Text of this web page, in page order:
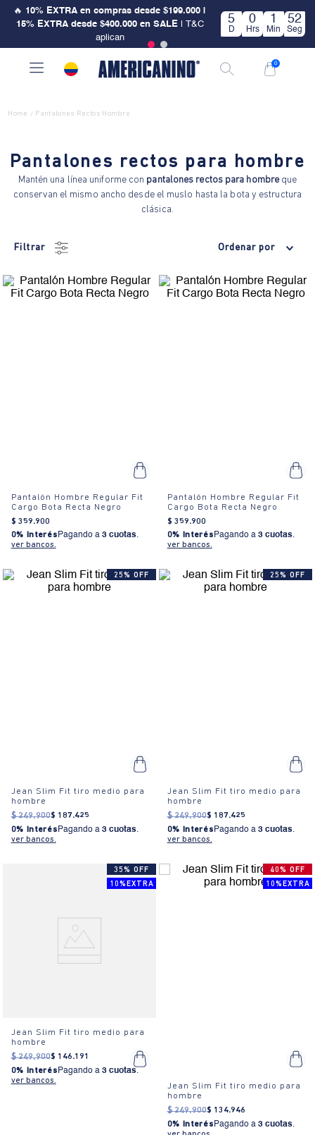
🔥 10% EXTRA en compras desde $199.000 |
15% EXTRA desde $400.000 en SALE| T&C
aplican
5
D
0
Hrs
1
Min
52
Seg
0
Home / Pantalones Rectos Hombre
Pantalones rectos para hombre
Mantén una línea uniforme con pantalones rectos para hombreque
conservan el mismo ancho desde el muslo hasta la bota y estructura
clásica.
Filtrar Ordenar por
Pantalón Hombre Regular Fit
Cargo Bota Recta Negro
$ 359.900
0% Interés Pagando a 3 cuotas.
ver bancos.
Pantalón Hombre Regular Fit
Cargo Bota Recta Negro
$ 359.900
0% Interés Pagando a 3 cuotas.
ver bancos.
25% OFF
Jean Slim Fit tiro medio para
hombre
$ 249.900$ 187.425
0% Interés Pagando a 3 cuotas.
ver bancos.
25% OFF
Jean Slim Fit tiro medio para
hombre
$ 249.900$ 187.425
0% Interés Pagando a 3 cuotas.
ver bancos.
35% OFF
10%EXTRA
Jean Slim Fit tiro medio para
hombre
$ 249.900$ 146.191
0% Interés Pagando a 3 cuotas.
ver bancos.
40% OFF
10%EXTRA
Jean Slim Fit tiro medio para
hombre
$ 249.900$ 134.946
0% Interés Pagando a 3 cuotas.